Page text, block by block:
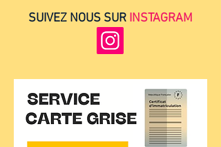
SUIVEZ NOUS SUR INSTAGRAM